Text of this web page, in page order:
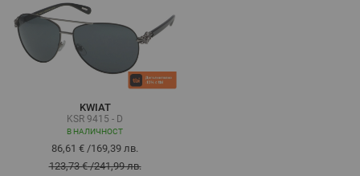
KWIAT
KSR 9415 - D
В НАЛИЧНОСТ
86,61 € /169,39 лв.
123,73 €/241,99 лв.